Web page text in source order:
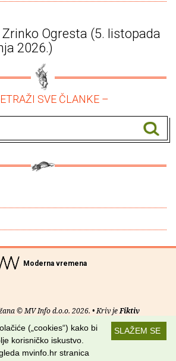
Ogresta (5. listopada
2026.)
SVE ČLANKE –
Moderna vremena
© MV Info d.o.o. 2026. • Kriv jeFiktiv
Uvjeti korištenja RSS kanali
Potraži nas na:
SLAŽEM SE
(„cookies“) kako bi
korisničko iskustvo.
mvinfo.hr stranica